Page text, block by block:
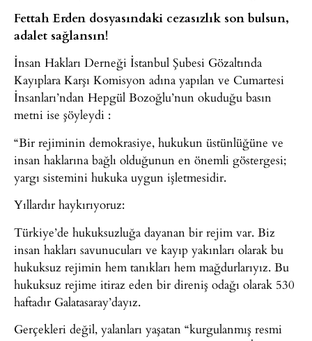
Fettah Erden dosyasındaki cezasızlık son bulsun,
adalet sağlansın!
İnsan Hakları Derneği İstanbul Şubesi Gözaltında
Kayıplara Karşı Komisyon adına yapılan ve Cumartesi
İnsanları’ndan Hepgül Bozoğlu’nun okuduğu basın
metni ise şöyleydi :
“Bir rejiminin demokrasiye, hukukun üstünlüğüne ve
insan haklarına bağlı olduğunun en önemli göstergesi;
yargı sistemini hukuka uygun işletmesidir.
Yıllardır haykırıyoruz:
Türkiye’de hukuksuzluğa dayanan bir rejim var. Biz
insan hakları savunucuları ve kayıp yakınları olarak bu
hukuksuz rejimin hem tanıkları hem mağdurlarıyız. Bu
hukuksuz rejime itiraz eden bir direniş odağı olarak 530
haftadır Galatasaray’dayız.
Gerçekleri değil, yalanları yaşatan “kurgulanmış resmi